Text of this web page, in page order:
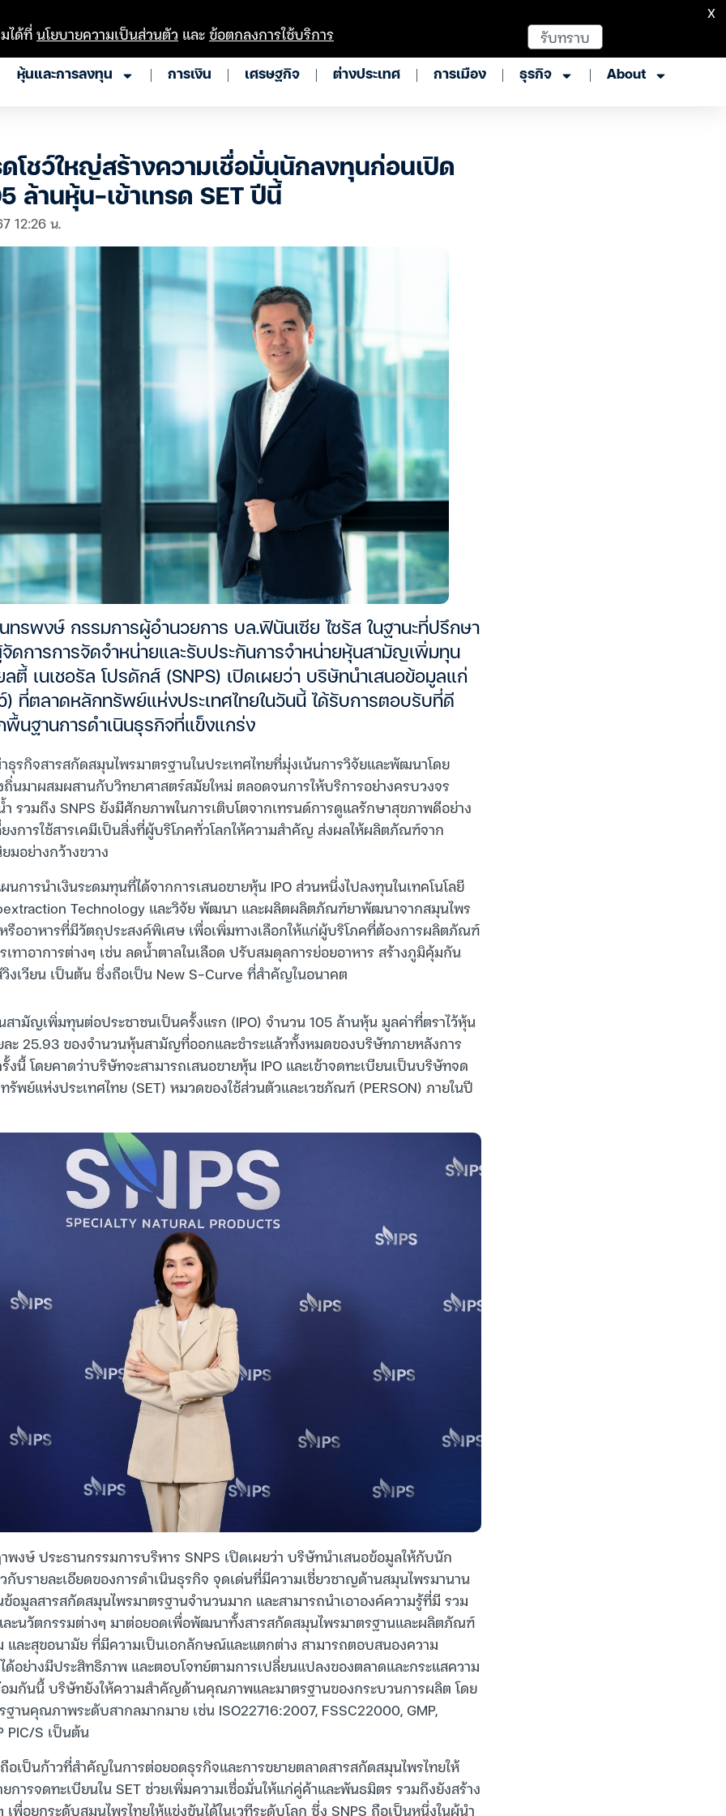
หุ้นและการลงทุน การเงิน เศรษฐกิจ ต่างประเทศ การเมือง ธุรกิจ About
ดโชว์ใหญ่สร้างความเชื่อมั่นนักลงทุนก่อนเปิด
ล้านหุ้น-เข้าเทรด SET ปีนี้
12:26 น.
ทรพงษ์ กรรมการผู้อำนวยการ บล.ฟินันเซีย ไซรัส ในฐานะที่ปรึกษา
จัดการการจัดจำหน่ายและรับประกันการจำหน่ายหุ้นสามัญเพิ่มทุน
ลตี้ เนเชอรัล โปรดักส์ (SNPS) เปิดเผยว่า บริษัทนำเสนอข้อมูลแก่
) ที่ตลาดหลักทรัพย์แห่งประเทศไทยในวันนี้ ได้รับการตอบรับที่ดี
พื้นฐานการดำเนินธุรกิจที่แข็งแกร่ง
ธุรกิจสารสกัดสมุนไพรมาตรฐานในประเทศไทยที่มุ่งเน้นการวิจัยและพัฒนาโดย
มาผสมผสานกับวิทยาศาสตร์สมัยใหม่ ตลอดจนการให้บริการอย่างครบวงจร
รวมถึง SNPS ยังมีศักยภาพในการเติบโตจากเทรนด์การดูแลรักษาสุขภาพดีอย่าง
งการใช้สารเคมีเป็นสิ่งที่ผู้บริโภคทั่วโลกให้ความสำคัญ ส่งผลให้ผลิตภัณฑ์จาก
มอย่างกว้างขวาง
การนำเงินระดมทุนที่ได้จากการเสนอขายหุ้น IPO ส่วนหนึ่งไปลงทุนในเทคโนโลยี
Technology และวิจัย พัฒนา และผลิตผลิตภัณฑ์ยาพัฒนาจากสมุนไพร
รืออาหารที่มีวัตถุประสงค์พิเศษ เพื่อเพิ่มทางเลือกให้แก่ผู้บริโภคที่ต้องการผลิตภัณฑ์
ทาอาการต่างๆ เช่น ลดน้ำตาลในเลือด ปรับสมดุลการย่อยอาหาร สร้างภูมิคุ้มกัน
วิงเวียน เป็นต้น ซึ่งถือเป็น New S-Curve ที่สำคัญในอนาคต
สามัญเพิ่มทุนต่อประชาชนเป็นครั้งแรก (IPO) จำนวน 105 ล้านหุ้น มูลค่าที่ตราไว้หุ้น
ะ 25.93 ของจำนวนหุ้นสามัญที่ออกและชำระแล้วทั้งหมดของบริษัทภายหลังการ
งนี้ โดยคาดว่าบริษัทจะสามารถเสนอขายหุ้น IPO และเข้าจดทะเบียนเป็นบริษัทจด
พย์แห่งประเทศไทย (SET) หมวดของใช้ส่วนตัวและเวชภัณฑ์ (PERSON) ภายในปี
งษ์ ประธานกรรมการบริหาร SNPS เปิดเผยว่า บริษัทนำเสนอข้อมูลให้กับนัก
กับรายละเอียดของการดำเนินธุรกิจ จุดเด่นที่มีความเชี่ยวชาญด้านสมุนไพรมานาน
อมูลสารสกัดสมุนไพรมาตรฐานจำนวนมาก และสามารถนำเอาองค์ความรู้ที่มี รวม
ละนวัตกรรมต่างๆ มาต่อยอดเพื่อพัฒนาทั้งสารสกัดสมุนไพรมาตรฐานและผลิตภัณฑ์
และสุขอนามัย ที่มีความเป็นเอกลักษณ์และแตกต่าง สามารถตอบสนองความ
ด้อย่างมีประสิทธิภาพ และตอบโจทย์ตามการเปลี่ยนแปลงของตลาดและกระแสความ
มกันนี้ บริษัทยังให้ความสำคัญด้านคุณภาพและมาตรฐานของกระบวนการผลิต โดย
านคุณภาพระดับสากลมากมาย เช่น ISO22716:2007, FSSC22000, GMP,
PIC/S เป็นต้น
อเป็นก้าวที่สำคัญในการต่อยอดธุรกิจและการขยายตลาดสารสกัดสมุนไพรไทยให้
การจดทะเบียนใน SET ช่วยเพิ่มความเชื่อมั่นให้แก่คู่ค้าและพันธมิตร รวมถึงยังสร้าง
เพื่อยกระดับสมุนไพรไทยให้แข่งขันได้ในเวทีระดับโลก ซึ่ง SNPS ถือเป็นหนึ่งในผู้นำ
ได้ที่นโยบายความเป็นส่วนตัว และข้อตกลงการใช้บริการ รับทราบ
X